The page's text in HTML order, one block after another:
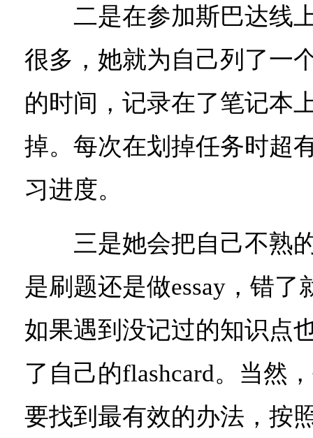
二是在参加斯巴达线上
很多，她就为自己列了一
的时间，记录在了笔记本
掉。每次在划掉任务时超
习进度。
三是她会把自己不熟的
是刷题还是做essay，错
如果遇到没记过的知识点
了自己的flashcard。当然
要找到最有效的办法，按